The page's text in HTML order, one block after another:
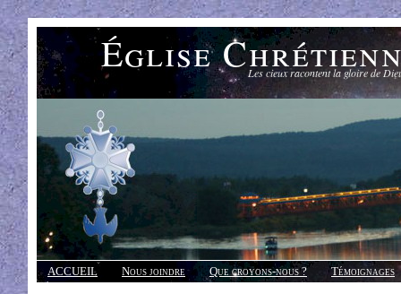
Église Les cieux racontent la gloire de
ACCUEIL Nous joindre Que croyons-nous ?
Témoignages
Réponses